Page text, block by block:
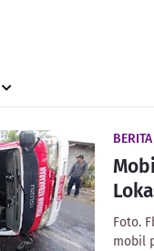
Foto.
mobil